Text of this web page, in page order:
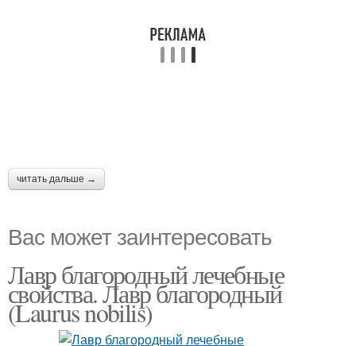
читать дальше →
Вас может заинтересовать
Лавр благородный лечебные
свойства. Лавр благородный
(Laurus nobilis)